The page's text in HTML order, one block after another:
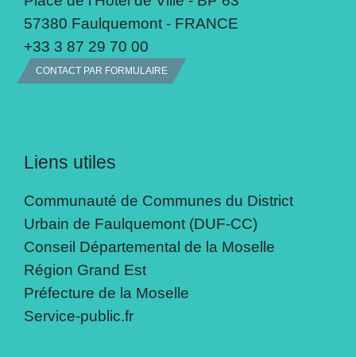
57380 Faulquemont - FRANCE
+33 3 87 29 70 00
CONTACT PAR FORMULAIRE
Liens utiles
Communauté de Communes du District
Urbain de Faulquemont (DUF-CC)
Conseil Départemental de la Moselle
Région Grand Est
Préfecture de la Moselle
Service-public.fr